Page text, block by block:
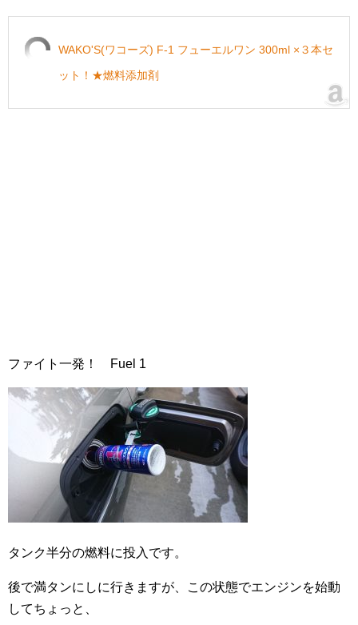
WAKO'S(ワコーズ) F-1 フューエルワン 300ml ×３本セ
ット！★燃料添加剤
ファイト一発！ Fuel 1
タンク半分の燃料に投入です。
後で満タンにしに行きますが、この状態でエンジンを始動
してちょっと、